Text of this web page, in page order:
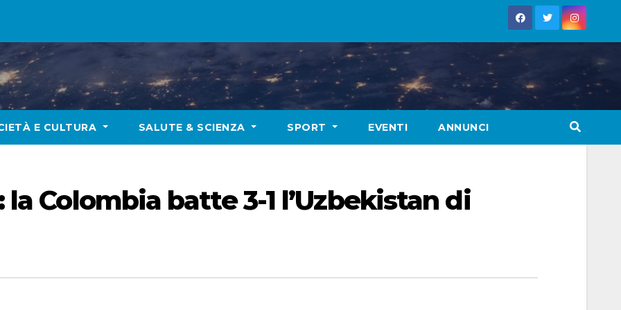
E CULTURA SALUTE & SCIENZA SPORT EVENTI ANNUNCI
Colombia batte 3-1 l’Uzbekistan di